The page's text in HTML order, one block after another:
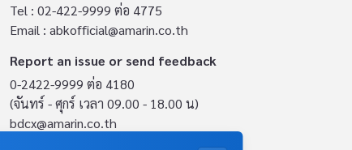
Tel : 02-422-9999 ต่อ 4775
Email : abkofficial@amarin.co.th
Report an issue or send feedback
0-2422-9999 ต่อ 4180
(จันทร์ - ศุกร์ เวลา 09.00 - 18.00 น)
bdcx@amarin.co.th